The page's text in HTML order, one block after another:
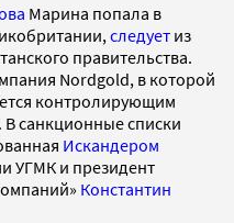
Марина попала в
следует из
правительства.
Nordgold, в которой
контролирующим
санкционные списки
Искандером
УГМК и президент
Константин